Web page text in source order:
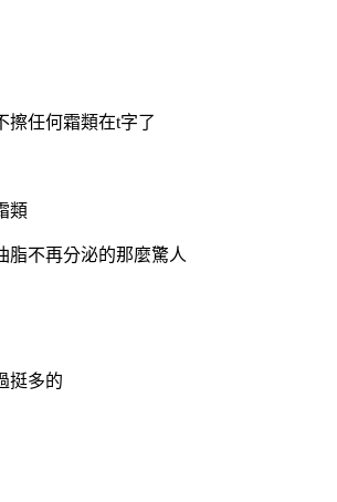
擦任何霜類在t字了
類
脂不再分泌的那麼驚人
挺多的